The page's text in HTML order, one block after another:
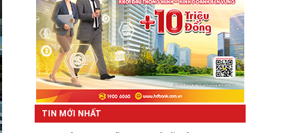
TIN MỚI NHẤT